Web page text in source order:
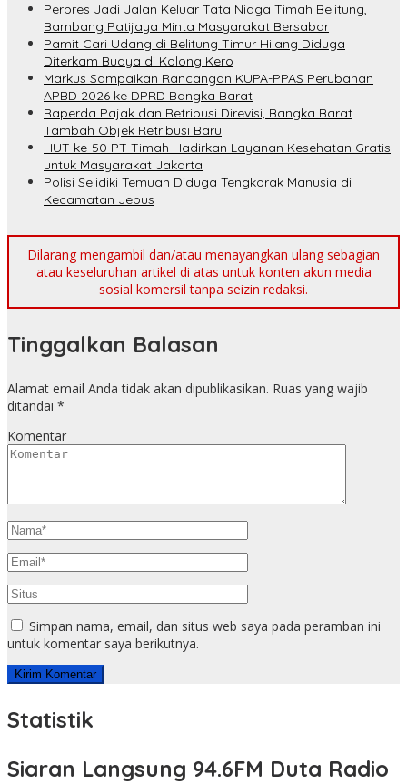
Perpres Jadi Jalan Keluar Tata Niaga Timah Belitung,
Bambang Patijaya Minta Masyarakat Bersabar
Pamit Cari Udang di Belitung Timur Hilang Diduga
Diterkam Buaya di Kolong Kero
Markus Sampaikan Rancangan KUPA-PPAS Perubahan
APBD 2026 ke DPRD Bangka Barat
Raperda Pajak dan Retribusi Direvisi, Bangka Barat
Tambah Objek Retribusi Baru
HUT ke-50 PT Timah Hadirkan Layanan Kesehatan Gratis
untuk Masyarakat Jakarta
Polisi Selidiki Temuan Diduga Tengkorak Manusia di
Kecamatan Jebus
Dilarang mengambil dan/atau menayangkan ulang sebagian
atau keseluruhan artikel di atas untuk konten akun media
sosial komersil tanpa seizin redaksi.
Tinggalkan Balasan
Alamat email Anda tidak akan dipublikasikan. Ruas yang wajib
ditandai *
Komentar
Simpan nama, email, dan situs web saya pada peramban ini
untuk komentar saya berikutnya.
Statistik
Siaran Langsung 94.6FM Duta Radio